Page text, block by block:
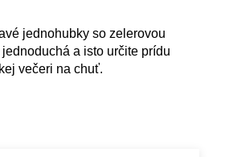
jednohubky so zelerovou
a isto určite prídu
večeri na chuť.